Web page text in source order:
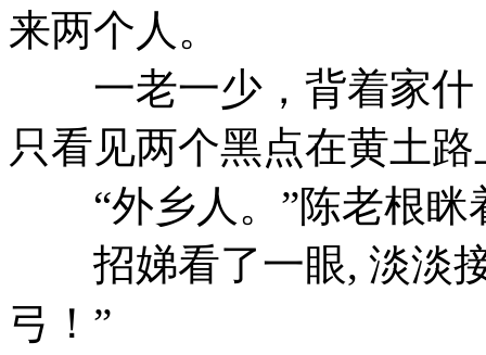
来两个人。
一老一少，背着家什
只看见两个黑点在黄土
“外乡人。”陈老根眯
招娣看了一眼, 淡淡接
弓！”